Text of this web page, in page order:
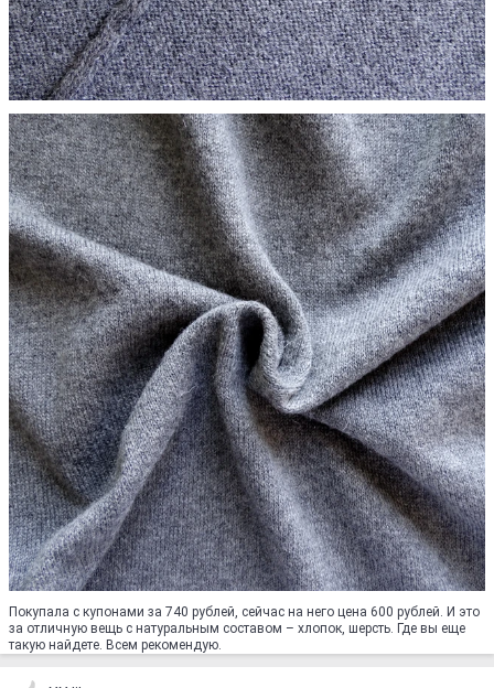
Покупала с купонами за 740 рублей, сейчас на него цена 600 рублей. И это
за отличную вещь с натуральным составом – хлопок, шерсть. Где вы еще
такую найдете. Всем рекомендую.